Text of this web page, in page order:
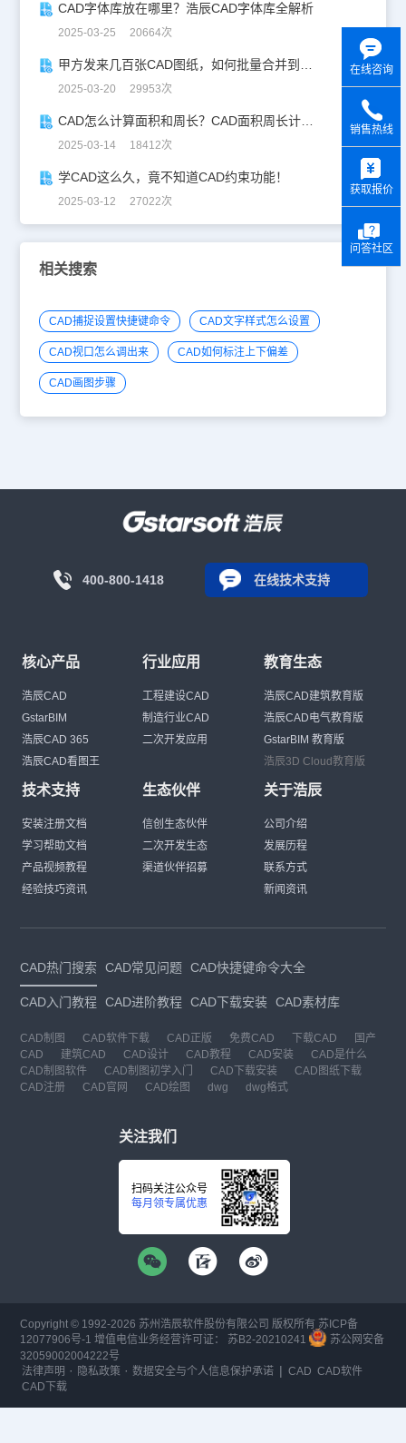
CAD字体库放在哪里？浩辰CAD字体库全解析
2025-03-25 20664次
甲方发来几百张CAD图纸，如何批量合并到一张设计图中？
2025-03-20 29953次
CAD怎么计算面积和周长？CAD面积周长计算全攻略
2025-03-14 18412次
学CAD这么久，竟不知道CAD约束功能！
2025-03-12 27022次
相关搜索
CAD捕捉设置快捷键命令 CAD文字样式怎么设置
CAD视口怎么调出来 CAD如何标注上下偏差
CAD画图步骤
400-800-1418 在线技术支持
核心产品
浩辰CAD
GstarBIM
浩辰CAD 365
浩辰CAD看图王
行业应用
工程建设CAD
制造行业CAD
二次开发应用
教育生态
浩辰CAD建筑教育版
浩辰CAD电气教育版
GstarBIM 教育版
浩辰3D Cloud教育版
技术支持
安装注册文档
学习帮助文档
产品视频教程
经验技巧资讯
生态伙伴
信创生态伙伴
二次开发生态
渠道伙伴招募
关于浩辰
公司介绍
发展历程
联系方式
新闻资讯
CAD热门搜索 CAD常见问题 CAD快捷键命令大全
CAD入门教程 CAD进阶教程 CAD下载安装 CAD素材库
CAD制图 CAD软件下载 CAD正版 免费CAD 下载CAD
国产
CAD
建筑CAD CAD设计 CAD教程 CAD安装
CAD是什么
CAD制图软件
CAD制图初学入门 CAD下载安装
CAD图纸下载
CAD注册
CAD官网 CAD绘图 dwg dwg格式
关注我们
扫码关注公众号
每月领专属优惠
Copyright © 1992-2026 苏州浩辰软件股份有限公司 版权所有 苏ICP备
12077906号-1 增值电信业务经营许可证： 苏B2-20210241
苏公网安备
32059002004222号
法律声明 · 隐私政策 ·数据安全与个人信息保护承诺 | CAD CAD软件
CAD下载
在线咨询
销售热线
获取报价
问答社区